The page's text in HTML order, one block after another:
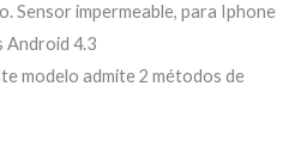
Sensor impermeable, para Iphone
Android 4.3
modelo admite 2 métodos de